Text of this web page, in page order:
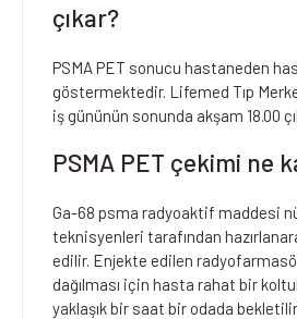
çıkar?
PSMA PET sonucu hastaneden
göstermektedir. Lifemed Tıp
iş gününün sonunda akşam 18.00
PSMA PET çekimi ne
Ga-68 psma radyoaktif maddesi
teknisyenleri tarafından
edilir. Enjekte edilen
dağılması için hasta rahat bir
yaklaşık bir saat bir odada